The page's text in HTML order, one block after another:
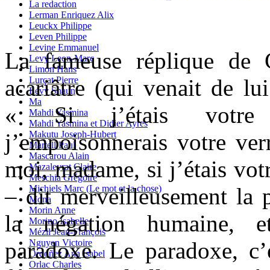
La redaction
Lerman Enriquez Alix
Leuckx Philippe
Leven Philippe
Levine Emmanuel
Levy Leon-Marc
Limon Hans
Lurçat Pierre
Lévy Shaun
Ma
Mahdi Yasmina
Mahdi Yasmina et Didier Ayres
Makutu Joseph-Hubert
Martell Paul
Mascarou Alain
Mazaleyrat Claire
Meschia Grégoire
Michiels Marc (Le mot et la chose)
Mona
Morin Anne
Morino Isabelle
Mézil Jean-François
Nguyen Victoire
Ordoñez Ana Isabel
Orlac Charles
La fameuse réplique de
acariâtre (qui venait de
« Si j’étais votre
j’empoisonnerais votre
moi, madame, si j’étais
– dit merveilleusement la
la négation humaine,
paradoxe. Le paradoxe,